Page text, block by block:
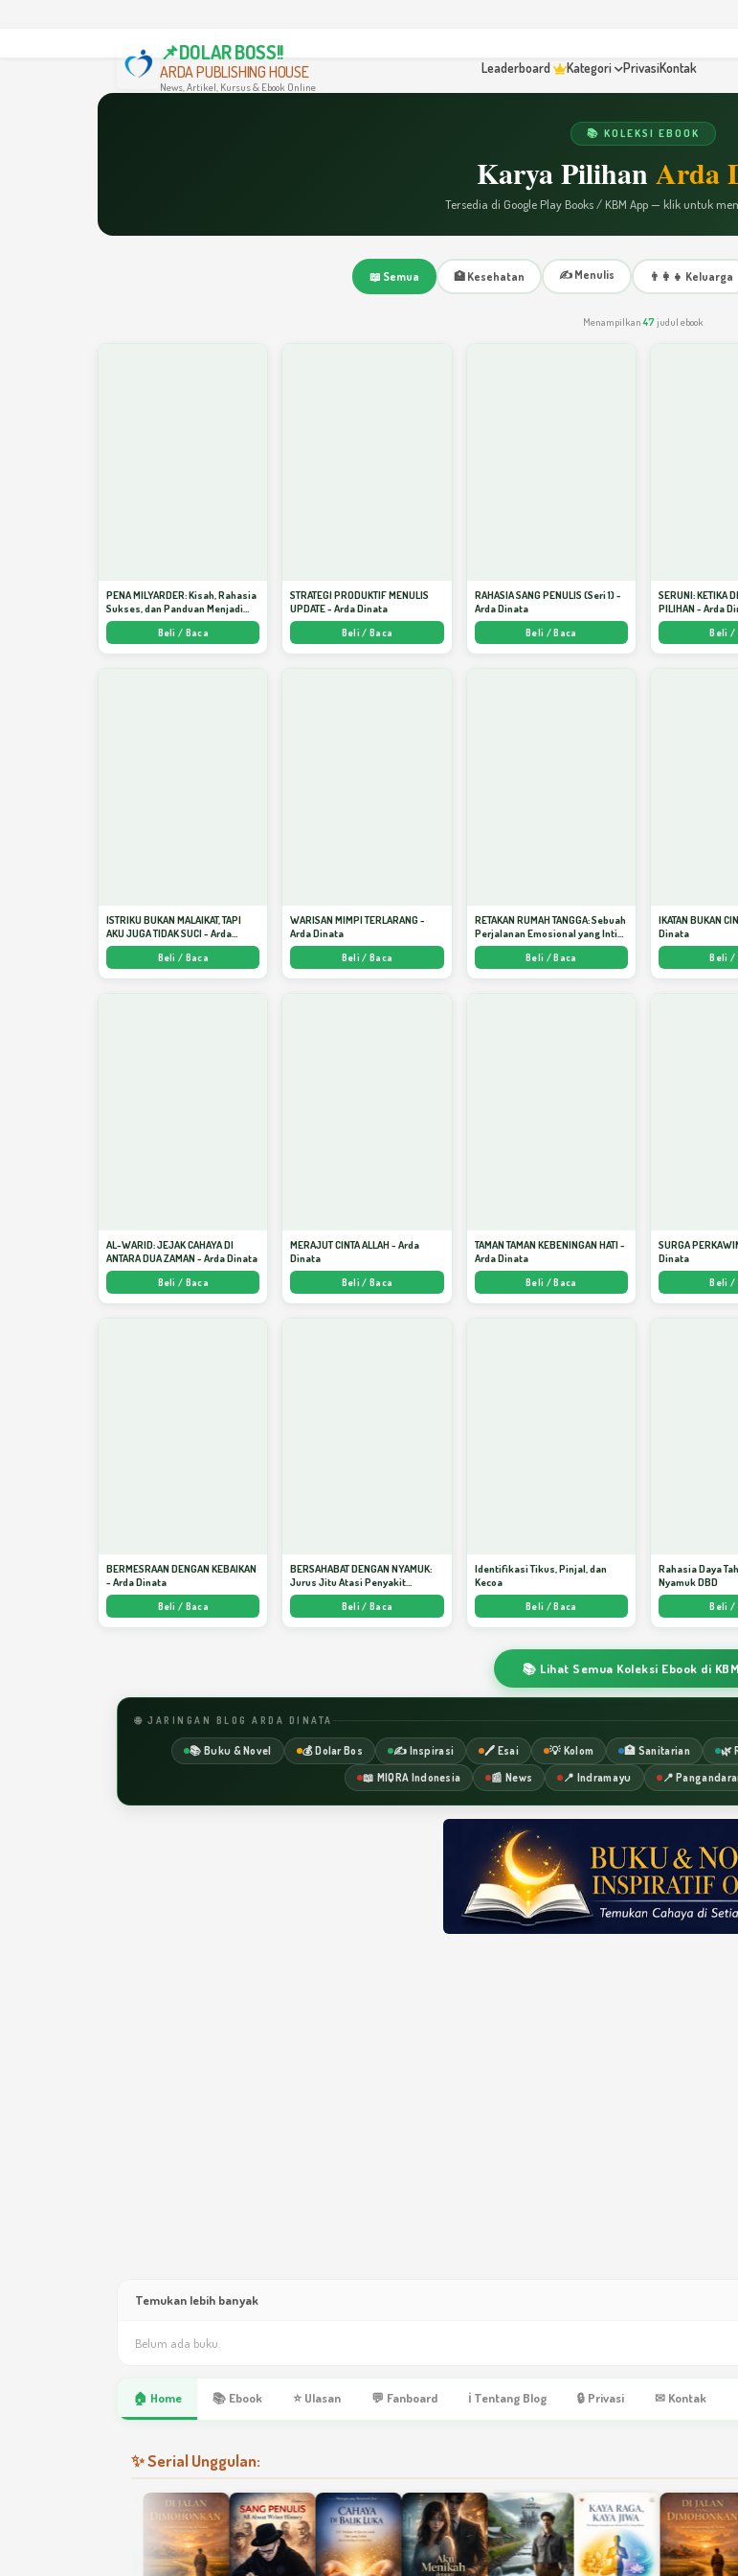
📌DOLAR BOSS!!
ARDA PUBLISHING HOUSE
News, Artikel, Kursus & Ebook Online
Leaderboard Kategori PrivasiKontak
📚 KOLEKSI EBOOK
Karya PilihanArda
Tersedia di Google Play Books / KBM App — klik untuk
📖 Semua 🏥 Kesehatan ✍️ Menulis 👨‍👩‍👧 Keluarga
Menampilkan47 judul ebook
PENA MILYARDER: Kisah, Rahasia
Sukses, dan Panduan Menjadi
Penulis 1 Milyar di KBM App dari
Nol - Arda DinataBeli / Baca
STRATEGI PRODUKTIF MENULIS
UPDATE - Arda Dinata
Beli / Baca
RAHASIA SANG PENULIS (Seri 1) -
Arda Dinata
Beli / Baca
SERUNI: KETIKA
PILIHAN - Arda
Beli /
ISTRIKU BUKAN MALAIKAT, TAPI
AKU JUGA TIDAK SUCI - Arda
Dinata
Beli / Baca
WARISAN MIMPI TERLARANG -
Arda Dinata
Beli / Baca
RETAKAN RUMAH TANGGA: Sebuah
Perjalanan Emosional yang Intim
dan Mendalam - Arda Dinata
Beli / Baca
IKATAN BUKAN
Dinata
Beli /
AL-WARID: JEJAK CAHAYA DI
ANTARA DUA ZAMAN - Arda Dinata
Beli / Baca
MERAJUT CINTA ALLAH - Arda
Dinata
Beli / Baca
TAMAN TAMAN KEBENINGAN HATI -
Arda Dinata
Beli / Baca
SURGA
Dinata
Beli /
BERMESRAAN DENGAN KEBAIKAN
- Arda Dinata
Beli / Baca
BERSAHABAT DENGAN NYAMUK:
Jurus Jitu Atasi Penyakit
Bersumber Nyamuk - Arda Dinata
Beli / Baca
Identifikasi Tikus, Pinjal, dan
Kecoa
Beli / Baca
Rahasia Daya
Nyamuk DBD
Beli /
📚 Lihat Semua Koleksi Ebook di
🌐 JARINGAN BLOG ARDA DINATA
📚 Buku & Novel 💰 Dolar Bos ✍️ Inspirasi 🖊️ Esai 💡 Kolom 🏥 Sanitarian 🌿
📖 MIQRA Indonesia
📰 News 📍 Indramayu 📍
Temukan lebih banyak
Belum ada buku.
🏠 Home 📚 Ebook ⭐ Ulasan 💬 Fanboard ℹ Tentang Blog 🔒 Privasi ✉ Kontak
✨ Serial Unggulan: